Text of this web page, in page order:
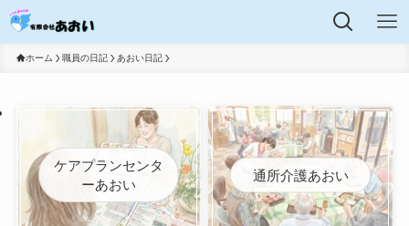
ホーム 職員の日記 あおい日記
ケアプランセンタ
ーあおい
通所介護あおい